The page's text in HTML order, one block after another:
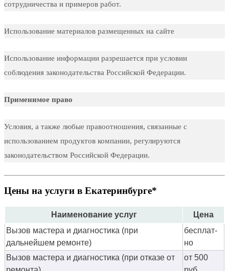
сотрудничества и примеров работ.
Использование материалов размещенных на сайте
Использование информации разрешается при условии
соблюдения законодательства Российской Федерации.
Применимое право
Условия, а также любые правоотношения, связанные с
использованием продуктов компании, регулируются
законодательством Российской Федерации.
Цены на услуги в Екатеринбурге*
Наименование услуг
Цена
Вызов мастера и диагностика (при
дальнейшем ремонте)
бес­плат­
но
Вызов мастера и диагностика (при отказе от
от 500